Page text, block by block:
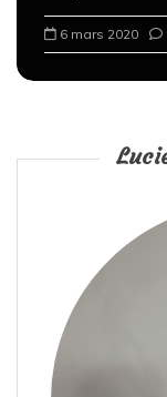
6 mars 2020